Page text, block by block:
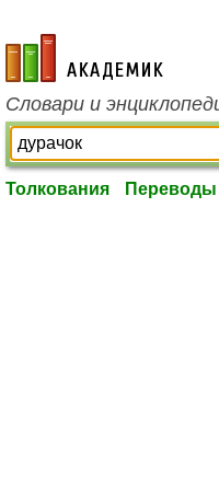
academic.ru
Словари и
Толкования Переводы